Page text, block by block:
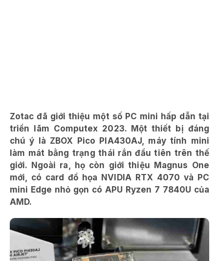
Zotac đã giới thiệu một số PC mini hấp dẫn tại
triển lãm Computex 2023. Một thiết bị đáng
chú ý là ZBOX Pico PIA430AJ, máy tính mini
làm mát bằng trạng thái rắn đầu tiên trên thế
giới. Ngoài ra, họ còn giới thiệu Magnus One
mới, có card đồ họa NVIDIA RTX 4070 và PC
mini Edge nhỏ gọn có APU Ryzen 7 7840U của
AMD.